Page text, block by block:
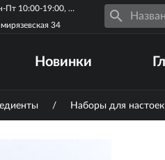
Пн-Пт 10:00-19:00, Сб-Вс 10:00-17:00
34
Новинки
/ Наборы для настоек